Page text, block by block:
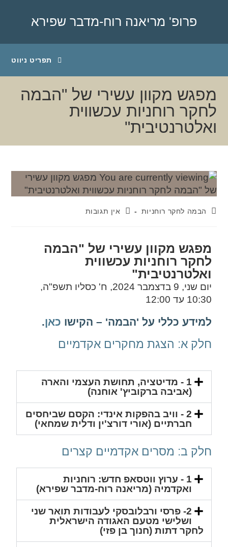
פרופ' מריאנה רוח-מדבר שפירא
תפריט ניווט
מפגש מקוון עשירי של "הבמה
לחקר רוחניות עכשווית
ואלטרנטיבית"
הבמה לחקר רוחניות אין תגובות
מפגש מקוון עשירי של "הבמה
לחקר רוחניות עכשווית
ואלטרנטיבית"
יום שני, 9 בדצמבר ח' כסליו תשפ"ה,
10:30 עד
למידע כללי על 'הבמה' – הקישו כאן.
חלק א: הצגת מחקרים אקדמיים
1 - מדיטציה, תחושת העצמי והארה
(אביבה ברקוביץ' אוחנה)
2 - וויב בהפקות אינדי: הקסם שביחסים
חברתיים (אורי דורצ'ין ודלית שמחאי)
חלק ב: מסרים אקדמיים קצרים
1 - ערוץ ווטסאפ חדש: רוחניות
ואקדמיה (מריאנה רוח-מדבר שפירא)
2- פרסי ורבלובסקי לעבודות תואר שני
ושלישי מטעם האגודה הישראלית
לחקר דתות (חנוך בן פזי)